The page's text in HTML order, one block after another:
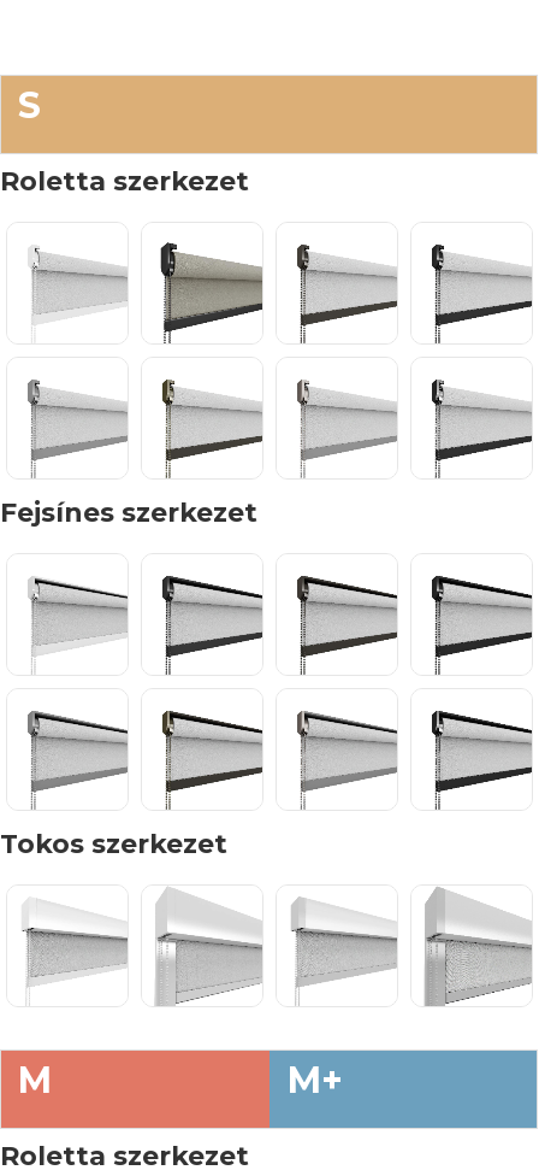
S
Roletta szerkezet
Fejsínes szerkezet
Tokos szerkezet
M M+
Roletta szerkezet